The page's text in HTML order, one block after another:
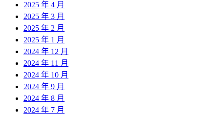
2025 年 4 月
2025 年 3 月
2025 年 2 月
2025 年 1 月
2024 年 12 月
2024 年 11 月
2024 年 10 月
2024 年 9 月
2024 年 8 月
2024 年 7 月